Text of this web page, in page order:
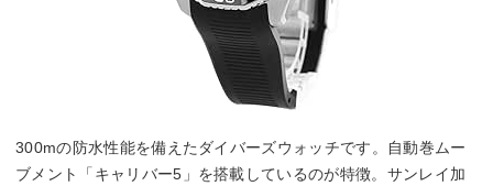
300mの防水性能を備えたダイバーズウォッチです。自動巻ムー
ブメント「キャリバー5」を搭載しているのが特徴。サンレイ加